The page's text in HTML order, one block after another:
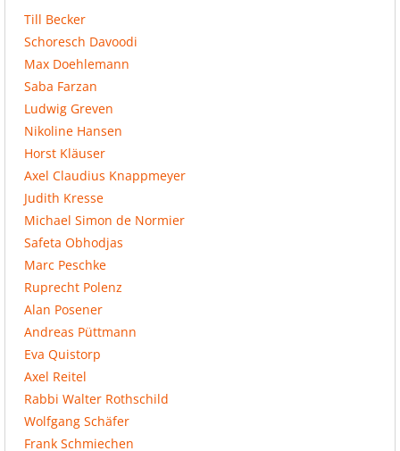
Till Becker
Schoresch Davoodi
Max Doehlemann
Saba Farzan
Ludwig Greven
Nikoline Hansen
Horst Kläuser
Axel Claudius Knappmeyer
Judith Kresse
Michael Simon de Normier
Safeta Obhodjas
Marc Peschke
Ruprecht Polenz
Alan Posener
Andreas Püttmann
Eva Quistorp
Axel Reitel
Rabbi Walter Rothschild
Wolfgang Schäfer
Frank Schmiechen